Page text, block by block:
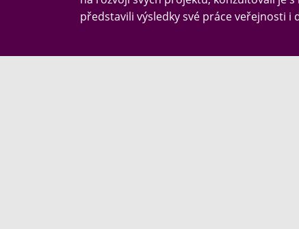
představili výsledky své práce veřejnosti i